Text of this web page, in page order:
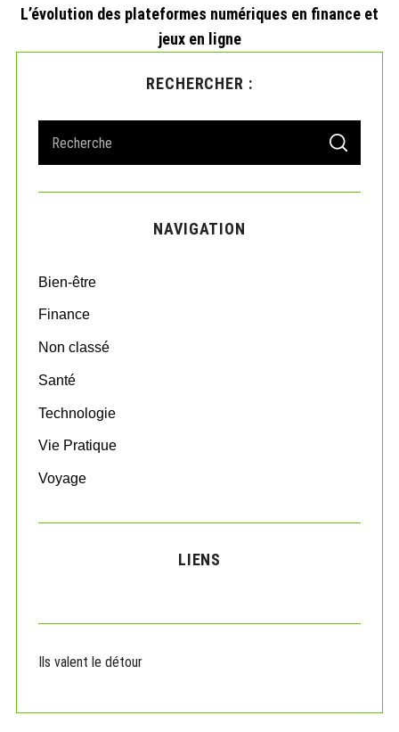
L’évolution des plateformes numériques en finance et
jeux en ligne
RECHERCHER :
a
r
o
:
S
A
C
NAVIGATION
Bien-être
Finance
Non classé
Santé
Technologie
Vie Pratique
Voyage
LIENS
Ils valent le détour